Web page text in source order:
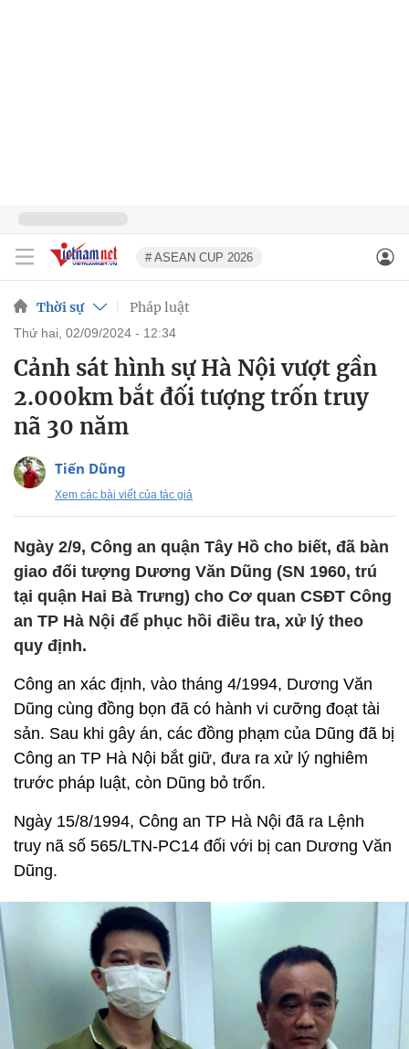
# ASEAN CUP 2026
Thời sự Pháp luật
thứ hai, 02/09/2024 - 12:34
Cảnh sát hình sự Hà Nội vượt gần
2.000km bắt đối tượng trốn truy
nã 30 năm
Tiến Dũng
Xem các bài viết của tác giả
Ngày 2/9, Công an quận Tây Hồ cho biết, đã bàn
giao đối tượng Dương Văn Dũng (SN 1960, trú
tại quận Hai Bà Trưng) cho Cơ quan CSĐT Công
an TP Hà Nội để phục hồi điều tra, xử lý theo
quy định.
Công an xác định, vào tháng 4/1994, Dương Văn
Dũng cùng đồng bọn đã có hành vi cưỡng đoạt tài
sản. Sau khi gây án, các đồng phạm của Dũng đã bị
Công an TP Hà Nội bắt giữ, đưa ra xử lý nghiêm
trước pháp luật, còn Dũng bỏ trốn.
Ngày 15/8/1994, Công an TP Hà Nội đã ra Lệnh
truy nã số 565/LTN-PC14 đối với bị can Dương Văn
Dũng.